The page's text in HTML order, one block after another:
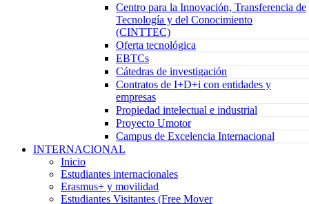
Centro para la Innovación, Transferencia de
Tecnología y del Conocimiento
(CINTTEC)
Oferta tecnológica
EBTCs
Cátedras de investigación
Contratos de I+D+i con entidades y
empresas
Propiedad intelectual e industrial
Proyecto Umotor
Campus de Excelencia Internacional
INTERNACIONAL
Inicio
Estudiantes internacionales
Erasmus+ y movilidad
Estudiantes Visitantes (Free Mover